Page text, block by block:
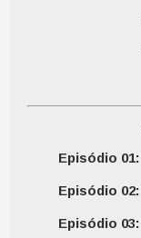
Episódio 01:
Episódio 02:
Episódio 03: